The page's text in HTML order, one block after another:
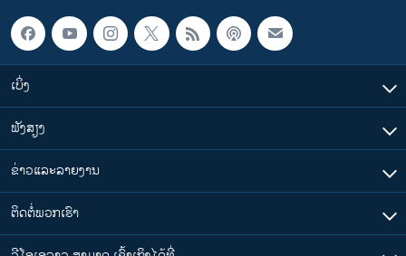
ເບິ່ງ
ຟັງສຽງ
ຂ່າວແລະລາຍງານ
ຕິດຕໍ່ພວກເຮົາ